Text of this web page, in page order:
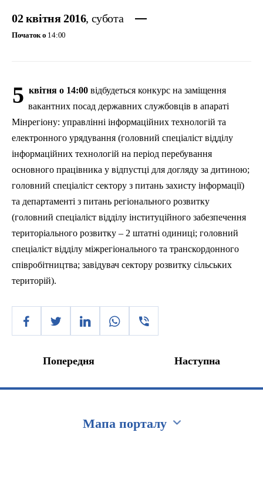
02 квітня 2016, субота
Початок о 14:00
5 квітня о 14:00 відбудеться конкурс на заміщення
вакантних посад державних службовців в апараті
Мінрегіону: управлінні інформаційних технологій та
електронного урядування (головний спеціаліст відділу
інформаційних технологій на період перебування
основного працівника у відпустці для догляду за дитиною;
головний спеціаліст сектору з питань захисту інформації)
та департаменті з питань регіонального розвитку
(головний спеціаліст відділу інституційного забезпечення
територіального розвитку – 2 штатні одиниці; головний
спеціаліст відділу міжрегіонального та транскордонного
співробітництва; завідувач сектору розвитку сільських
територій).
Попередня Наступна
Мапа порталу